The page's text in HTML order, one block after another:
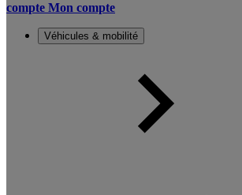
compte Mon compte
Véhicules & mobilité